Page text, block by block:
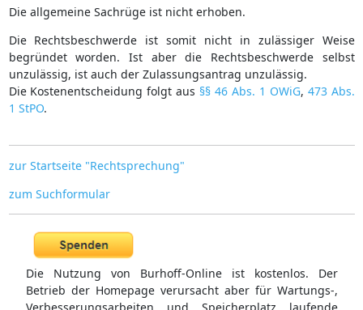
Die allgemeine Sachrüge ist nicht erhoben.
Die Rechtsbeschwerde ist somit nicht in zulässiger Weise
begründet worden. Ist aber die Rechtsbeschwerde selbst
unzulässig, ist auch der Zulassungsantrag unzulässig.
Die Kostenentscheidung folgt aus §§ 46 Abs. 1 OWiG, 473 Abs.
1 StPO.
zur Startseite "Rechtsprechung"
zum Suchformular
Die Nutzung von Burhoff-Online ist kostenlos. Der
Betrieb der Homepage verursacht aber für Wartungs-,